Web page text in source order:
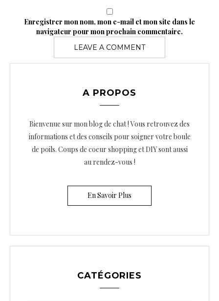
Enregistrer mon nom, mon e-mail et mon site dans le
navigateur pour mon prochain commentaire.
A PROPOS
Bienvenue sur mon blog de chat ! Vous retrouvez des
informations et des conseils pour soigner votre boule
de poils. Coups de coeur shopping et DIY sont aussi
au rendez-vous !
En Savoir Plus
CATÉGORIES